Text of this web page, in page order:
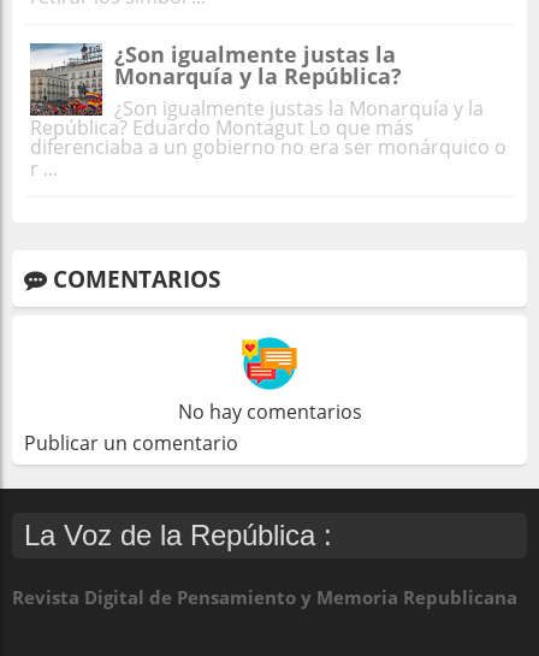
¿Son igualmente justas la
Monarquía y la República?
¿Son igualmente justas la Monarquía y la
República? Eduardo Montagut Lo que más
diferenciaba a un gobierno no era ser monárquico o
r ...
COMENTARIOS
No hay comentarios
Publicar un comentario
La Voz de la República :
Revista Digital de Pensamiento y Memoria Republicana